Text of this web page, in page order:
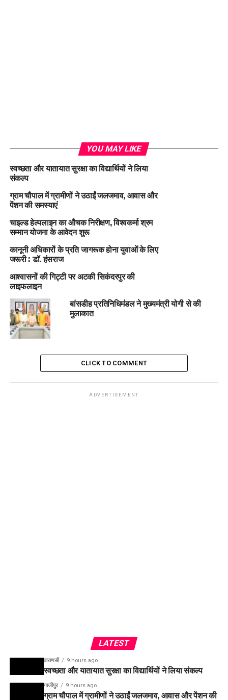
YOU MAY LIKE
स्वच्छता और यातायात सुरक्षा का विद्यार्थियों ने लिया
संकल्प
ग्राम चौपाल में ग्रामीणों ने उठाईं जलजमाव, आवास और
पेंशन की समस्याएं
चाइल्ड हेल्पलाइन का औचक निरीक्षण, विश्वकर्मा श्रम
सम्मान योजना के आवेदन शुरू
कानूनी अधिकारों के प्रति जागरूक होना युवाओं के लिए
जरूरी : डॉ. हंसराज
आश्वासनों की गिट्टी पर अटकी सिकंदरपुर की
लाइफलाइन
बांसडीह प्रतिनिधिमंडल ने मुख्यमंत्री योगी से की
मुलाकात
CLICK TO COMMENT
ADVERTISEMENT
LATEST
वाराणसी 9 hours ago
स्वच्छता और यातायात सुरक्षा का विद्यार्थियों ने लिया संकल्प
गाजीपुर 9 hours ago
ग्राम चौपाल में ग्रामीणों ने उठाईं जलजमाव, आवास और पेंशन की